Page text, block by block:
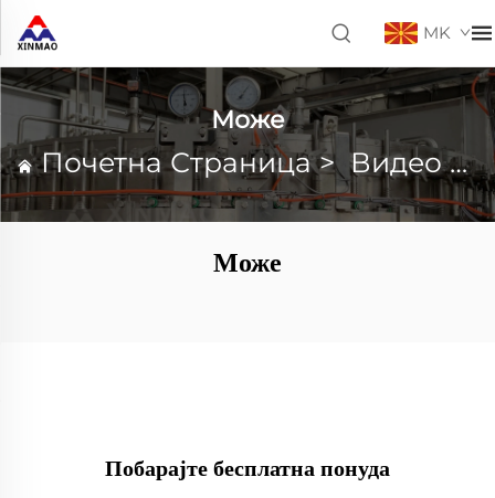
MK
Може
Почетна Страница>Видео снимки
Може
Побарајте бесплатна понуда